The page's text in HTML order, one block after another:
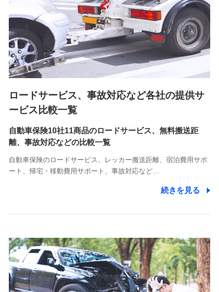
退職関連処理等の各種手続きのため、当社と従業員または従
業員同士の連絡のため
8.取引先個人情報
取引先としての選定業務、営業情報の提供業務、契約締結手
続き業務、取引管理業務、およびこれらに準ずる業務の遂行
のため
9.お問い合わせ情報
各種お問い合わせに対応するため
10.受託業務の 個人情報
受託業務の遂行およびこれらに準ずる業務の遂行のため
11.マイカー通勤管理クラウド並びに法人向けASPサー
をお送りするため
分析するため
当社の対応品質向上やお問い合わせ内容の正確な把握のため
個人情報保護管理者の職名、連絡先
株式会社ドコモ・インシュアランス 営業部長
〒103-0013 東京都中央区日本橋人形町2-14-10 アーバン
ロードサービス、事故対応など各社の提供サ
ービス比較一覧
自動車保険10社11商品のロードサービス、無料搬送距
離、事故対応などの比較一覧
自動車保険のロードサービス、レッカー搬送距離、宿泊費用サポ
ート、帰宅・移動費用サポート、事故対応など…
続きを見る